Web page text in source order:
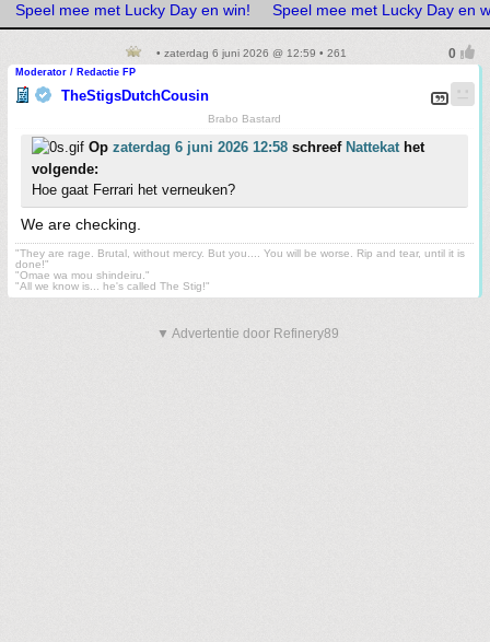
Speel mee met Lucky Day en win! Speel mee met Lucky Day en
• zaterdag 6 juni 2026 @ 12:59 • 261
Moderator / Redactie FP
TheStigsDutchCousin
Brabo Bastard
Op zaterdag 6 juni 2026 12:58 schreef Nattekathet
volgende:
Hoe gaat Ferrari het verneuken?
We are checking.
"They are rage. Brutal, without mercy. But you.... You will be worse. Rip and tear, until it is
done!"
"Omae wa mou shindeiru."
"All we know is... he's called The Stig!"
▼ Advertentie door Refinery89